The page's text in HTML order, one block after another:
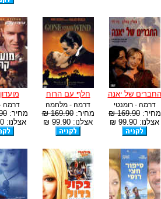
החברים של יאנה
דרמה - רומנטי
מחיר:169.90 ₪
אצלנו: 99.90 ₪
חלף עם הרוח
דרמה - מלחמה
מחיר:169.90 ₪
אצלנו: 99.90 ₪
דרמה
מחיר:₪
אצלנו: 79.90 ₪